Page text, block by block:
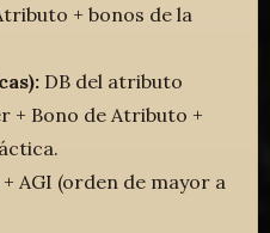
+ bonos de la
DB del atributo
+ Bono de Atributo +
+ AGI (orden de mayor a